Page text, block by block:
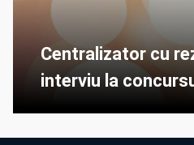
Centralizator cu
interviu la